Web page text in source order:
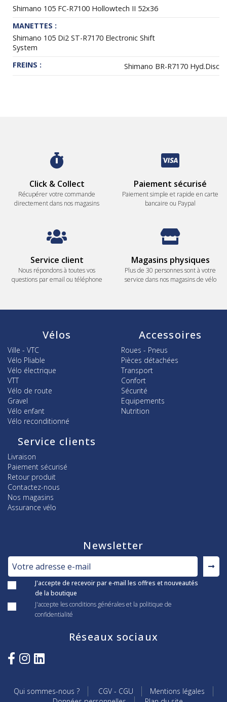
Shimano 105 FC-R7100 Hollowtech II 52x36
MANETTES :
Shimano 105 Di2 ST-R7170 Electronic Shift
System
FREINS :
Shimano BR-R7170 Hyd.Disc
Click & Collect
Récupérer votre commande
directement dans nos magasins
Paiement sécurisé
Paiement simple et rapide en carte
bancaire ou Paypal
Service client
Nous répondons à toutes vos
questions par email ou téléphone
Magasins physiques
Plus de 30 personnes sont à votre
service dans nos magasins de vélo
Vélos
Ville - VTC
Vélo Pliable
Vélo électrique
VTT
Vélo de route
Gravel
Vélo enfant
Vélo reconditionné
Accessoires
Roues - Pneus
Pièces détachées
Transport
Confort
Sécurité
Equipements
Nutrition
Service clients
Livraison
Paiement sécurisé
Retour produit
Contactez-nous
Nos magasins
Assurance vélo
Newsletter
J'accepte de recevoir par e-mail les offres et nouveautés
de la boutique
J'accepte les conditions générales et la politique de
confidentialité
Réseaux sociaux
Qui sommes-nous ? CGV - CGU
Mentions légales